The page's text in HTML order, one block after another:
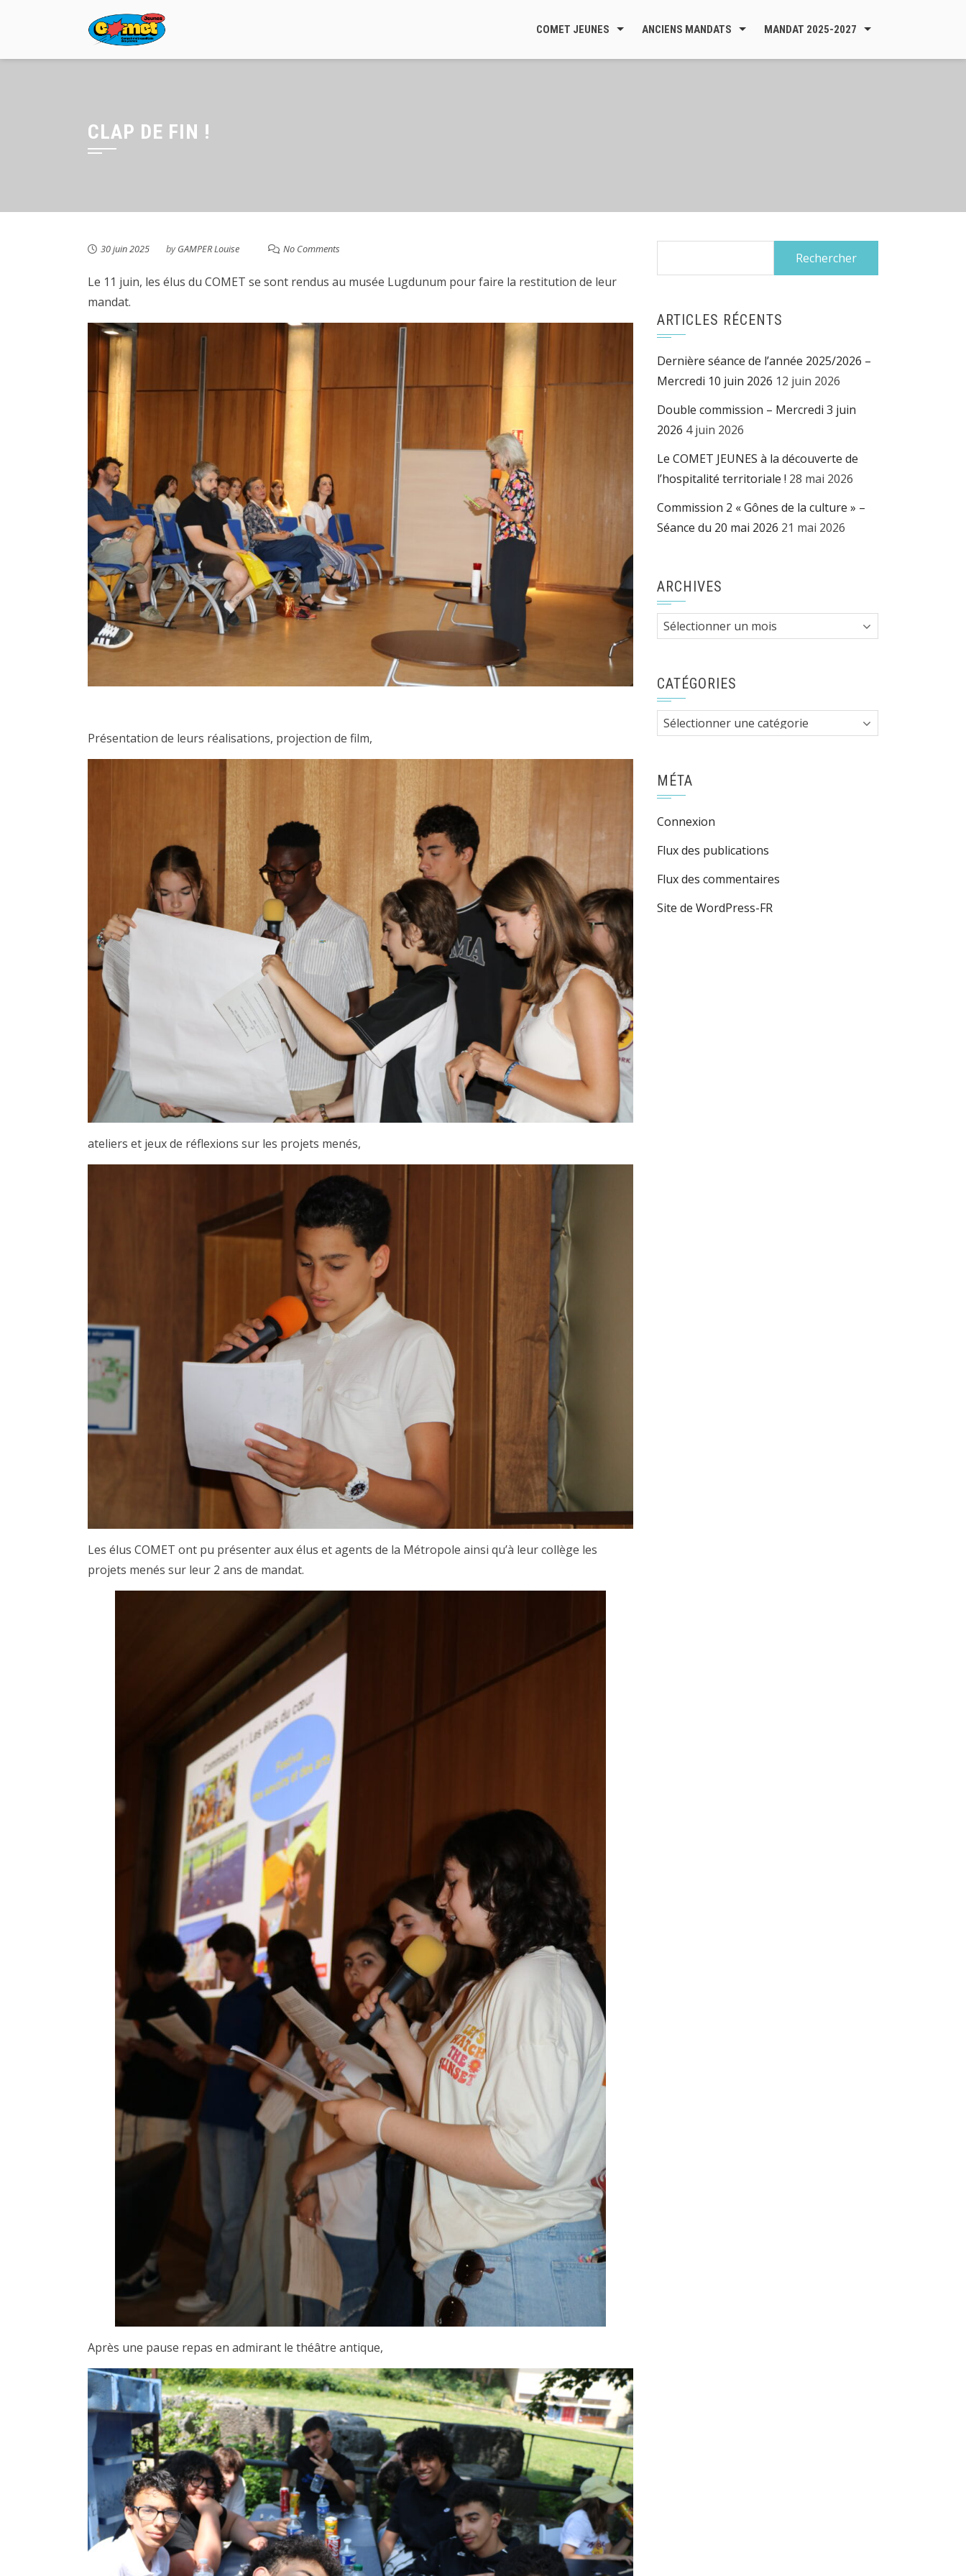
COMET JEUNES ANCIENS MANDATS MANDAT 2025-2027
CLAP DE FIN !
30 juin 2025 byGAMPER Louise No Comments
Le 11 juin, les élus du COMET se sont rendus au musée Lugdunum pour faire la restitution de leur
mandat.
Présentation de leurs réalisations, projection de film,
ateliers et jeux de réflexions sur les projets menés,
Les élus COMET ont pu présenter aux élus et agents de la Métropole ainsi qu’à leur collège les
projets menés sur leur 2 ans de mandat.
Après une pause repas en admirant le théâtre antique,
ARTICLES RÉCENTS
Dernière séance de l’année 2025/2026 –
Mercredi 10 juin 2026 12 juin 2026
Double commission – Mercredi 3 juin
2026 4 juin 2026
Le COMET JEUNES à la découverte de
l’hospitalité territoriale ! 28 mai 2026
Commission 2 « Gônes de la culture » –
Séance du 20 mai 2026 21 mai 2026
ARCHIVES
Archives
CATÉGORIES
Catégories
MÉTA
Connexion
Flux des publications
Flux des commentaires
Site de WordPress-FR